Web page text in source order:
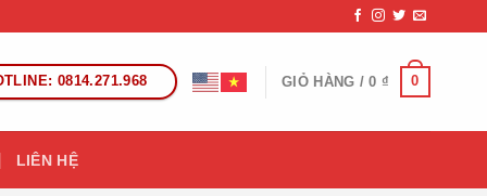
0814.271.968 GIỎ HÀNG /0 ₫ 0
LIÊN HỆ